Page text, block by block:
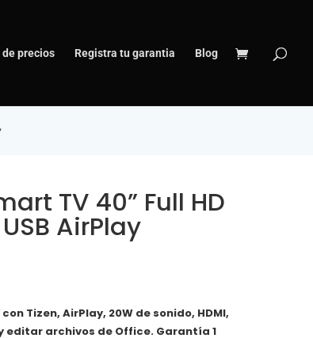
de precios Registra tu garantia Blog
TV 40” Full HD
AirPlay
Tizen, AirPlay, 20W de sonido, HDMI,
editar archivos de Office. Garantía 1